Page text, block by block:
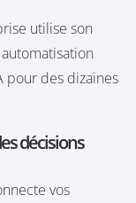
utilise son
pour des dizaines
décisions
vos